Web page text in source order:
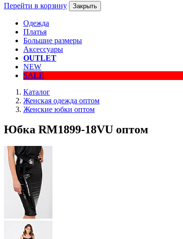
Перейти в корзину Закрыть
Одежда
Платья
Большие размеры
Аксессуары
OUTLET
NEW
SALE
Каталог
Женская одежда оптом
Женские юбки оптом
Юбка RM1899-18VU оптом